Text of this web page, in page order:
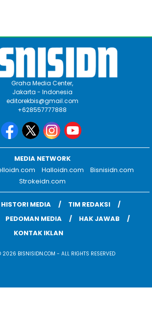
Graha Media Center,
Jakarta - Indonesia
editorekbis@gmail.com
+628557777888
MEDIA NETWORK
Halloidn.com
Bisnisidn.com
Strokeidn.com
HISTORI MEDIA
TIM REDAKSI
PEDOMAN MEDIA
HAK JAWAB
KONTAK IKLAN
2026 BISNISIDN.COM - ALL RIGHTS RESERVED